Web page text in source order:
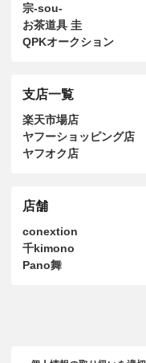
宗-sou-
お茶道具 圭
QPKオークション
支店一覧
楽天市場店
ヤフーショッピング店
ヤフオク店
店舗
conextion
千kimono
Pano舞